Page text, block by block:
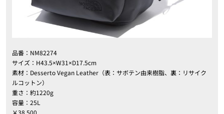
品番：NM82274
サイズ：H43.5×W31×D17.5cm
素材：Desserto Vegan Leather（表：サボテン由来樹脂、裏：リサイク
ルコットン）
重さ：約1220g
容量：25L